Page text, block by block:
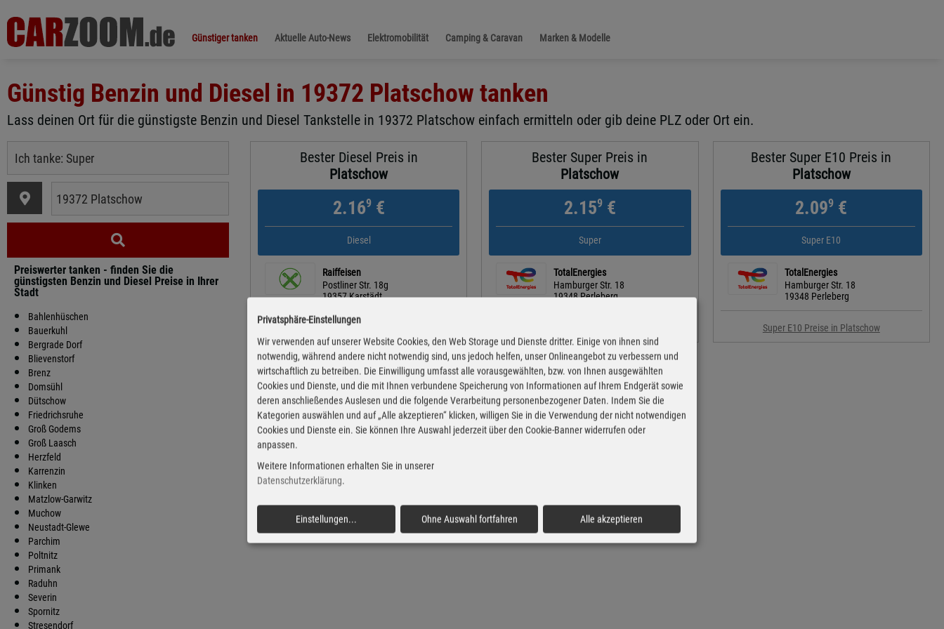
Günstiger tanken Aktuelle Auto-News Elektromobilität Camping & Caravan Marken & Modelle
Günstig Benzin und Diesel in 19372 Platschow tanken
Lass deinen Ort für die günstigste Benzin und Diesel Tankstelle in 19372 Platschow einfach ermitteln oder gib deine PLZ oder Ort ein.
Preiswerter tanken - finden Sie die
günstigsten Benzin und Diesel Preise in Ihrer
Stadt
Bahlenhüschen
Bauerkuhl
Bergrade Dorf
Blievenstorf
Brenz
Domsühl
Dütschow
Friedrichsruhe
Groß Godems
Groß Laasch
Herzfeld
Karrenzin
Klinken
Matzlow-Garwitz
Muchow
Neustadt-Glewe
Parchim
Poltnitz
Primank
Raduhn
Severin
Spornitz
Stresendorf
Bester Diesel Preis in
Platschow
2.169€
Diesel
Raiffeisen
Postliner Str. 18g
19357 Karstädt
Diesel Preise in Platschow
Bester Super Preis in
Platschow
2.159€
Super
TotalEnergies
Hamburger Str. 18
19348 Perleberg
Bester Super E10 Preis in
Platschow
2.099 €
Super E10
TotalEnergies
Hamburger Str. 18
19348 Perleberg
Super E10 Preise in Platschow
Privatsphäre-Einstellungen
Wir verwenden auf unserer Website Cookies, den Web Storage und Dienste dritter. Einige von ihnen sind
notwendig, während andere nicht notwendig sind, uns jedoch helfen, unser Onlineangebot zu verbessern und
wirtschaftlich zu betreiben. Die Einwilligung umfasst alle vorausgewählten, bzw. von Ihnen ausgewählten
Cookies und Dienste, und die mit Ihnen verbundene Speicherung von Informationen auf Ihrem Endgerät sowie
deren anschließendes Auslesen und die folgende Verarbeitung personenbezogener Daten. Indem Sie die
Kategorien auswählen und auf „Alle akzeptieren“ klicken, willigen Sie in die Verwendung der nicht notwendigen
Cookies und Dienste ein. Sie können Ihre Auswahl jederzeit über den Cookie-Banner widerrufen oder
anpassen.
Weitere Informationen erhalten Sie in unserer
Datenschutzerklärung.
Einstellungen... Ohne Auswahl fortfahren Alle akzeptieren